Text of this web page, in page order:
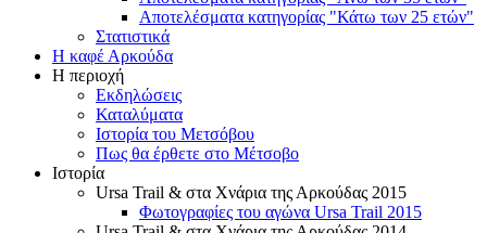
Αποτελέσματα κατηγορίας "Κάτω των 25 ετών"
Στατιστικά
Η καφέ Αρκούδα
Η περιοχή
Εκδηλώσεις
Καταλύματα
Ιστορία του Μετσόβου
Πως θα έρθετε στο Μέτσοβο
Ιστορία
Ursa Trail & στα Χνάρια της Αρκούδας 2015
Φωτογραφίες του αγώνα Ursa Trail 2015